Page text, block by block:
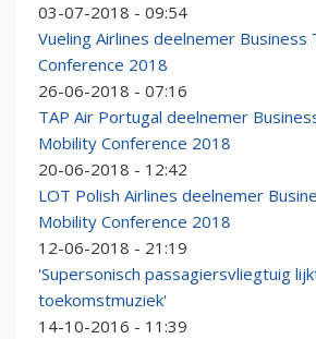
03-07-2018 - 09:54
Vueling Airlines deelnemer
Conference 2018
26-06-2018 - 07:16
TAP Air Portugal deelnemer
Mobility Conference 2018
20-06-2018 - 12:42
LOT Polish Airlines deelnemer
Mobility Conference 2018
12-06-2018 - 21:19
'Supersonisch passagiersvliegtuig
toekomstmuziek'
14-10-2016 - 11:39